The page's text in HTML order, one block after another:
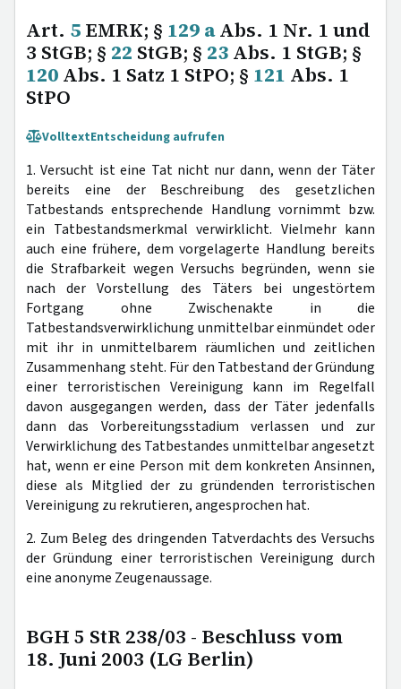
Art. 5 EMRK; § 129 aAbs. 1 Nr. 1 und
3 StGB; § 22 StGB; § 23 Abs. 1 StGB; §
120 Abs. 1 Satz 1 StPO; § 121 Abs. 1
StPO
VolltextEntscheidung aufrufen
1. Versucht ist eine Tat nicht nur dann, wenn der Täter
bereits eine der Beschreibung des gesetzlichen
Tatbestands entsprechende Handlung vornimmt bzw.
ein Tatbestandsmerkmal verwirklicht. Vielmehr kann
auch eine frühere, dem vorgelagerte Handlung bereits
die Strafbarkeit wegen Versuchs begründen, wenn sie
nach der Vorstellung des Täters bei ungestörtem
Fortgang ohne Zwischenakte in die
Tatbestandsverwirklichung unmittelbar einmündet oder
mit ihr in unmittelbarem räumlichen und zeitlichen
Zusammenhang steht. Für den Tatbestand der Gründung
einer terroristischen Vereinigung kann im Regelfall
davon ausgegangen werden, dass der Täter jedenfalls
dann das Vorbereitungsstadium verlassen und zur
Verwirklichung des Tatbestandes unmittelbar angesetzt
hat, wenn er eine Person mit dem konkreten Ansinnen,
diese als Mitglied der zu gründenden terroristischen
Vereinigung zu rekrutieren, angesprochen hat.
2. Zum Beleg des dringenden Tatverdachts des Versuchs
der Gründung einer terroristischen Vereinigung durch
eine anonyme Zeugenaussage.
BGH 5 StR 238/03 - Beschluss vom
18. Juni 2003 (LG Berlin)